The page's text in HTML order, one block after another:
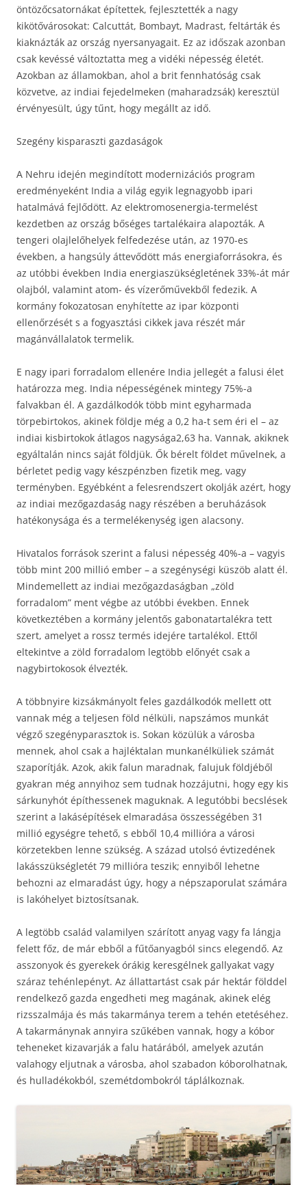
öntözőcsatornákat építettek, fejlesztették a nagy
kikötővárosokat: Calcuttát, Bombayt, Madrast, feltárták és
kiaknázták az ország nyersanyagait. Ez az időszak azonban
csak kevéssé változtatta meg a vidéki népesség életét.
Azokban az államokban, ahol a brit fennhatóság csak
közvetve, az indiai fejedelmeken (maharadzsák) keresztül
érvényesült, úgy tűnt, hogy megállt az idő.
Szegény kisparaszti gazdaságok
A Nehru idején megindított modernizációs program
eredményeként India a világ egyik legnagyobb ipari
hatalmává fejlődött. Az elektromosenergia-termelést
kezdetben az ország bőséges tartalékaira alapozták. A
tengeri olajlelőhelyek felfedezése után, az 1970-es
években, a hangsúly áttevődött más energiaforrásokra, és
az utóbbi években India energiaszükségletének 33%-át már
olajból, valamint atom- és vízerőművekből fedezik. A
kormány fokozatosan enyhítette az ipar központi
ellenőrzését s a fogyasztási cikkek java részét már
magánvállalatok termelik.
E nagy ipari forradalom ellenére India jellegét a falusi élet
határozza meg. India népességének mintegy 75%-a
falvakban él. A gazdálkodók több mint egyharmada
törpebirtokos, akinek földje még a 0,2 ha-t sem éri el – az
indiai kisbirtokok átlagos nagysága2,63 ha. Vannak, akiknek
egyáltalán nincs saját földjük. Ők bérelt földet művelnek, a
bérletet pedig vagy készpénzben fizetik meg, vagy
terményben. Egyébként a felesrendszert okolják azért, hogy
az indiai mezőgazdaság nagy részében a beruházások
hatékonysága és a termelékenység igen alacsony.
Hivatalos források szerint a falusi népesség 40%-a – vagyis
több mint 200 millió ember – a szegénységi küszöb alatt él.
Mindemellett az indiai mezőgazdaságban „zöld
forradalom” ment végbe az utóbbi években. Ennek
következtében a kormány jelentős gabonatartalékra tett
szert, amelyet a rossz termés idejére tartalékol. Ettől
eltekintve a zöld forradalom legtöbb előnyét csak a
nagybirtokosok élvezték.
A többnyire kizsákmányolt feles gazdálkodók mellett ott
vannak még a teljesen föld nélküli, napszámos munkát
végző szegényparasztok is. Sokan közülük a városba
mennek, ahol csak a hajléktalan munkanélküliek számát
szaporítják. Azok, akik falun maradnak, falujuk földjéből
gyakran még annyihoz sem tudnak hozzájutni, hogy egy kis
sárkunyhót építhessenek maguknak. A legutóbbi becslések
szerint a lakásépítések elmaradása összességében 31
millió egységre tehető, s ebből 10,4 millióra a városi
körzetekben lenne szükség. A század utolsó évtizedének
lakásszükségletét 79 millióra teszik; ennyiből lehetne
behozni az elmaradást úgy, hogy a népszaporulat számára
is lakóhelyet biztosítsanak.
A legtöbb család valamilyen szárított anyag vagy fa lángja
felett főz, de már ebből a fűtőanyagból sincs elegendő. Az
asszonyok és gyerekek órákig keresgélnek gallyakat vagy
száraz tehénlepényt. Az állattartást csak pár hektár földdel
rendelkező gazda engedheti meg magának, akinek elég
rizsszalmája és más takarmánya terem a tehén etetéséhez.
A takarmánynak annyira szűkében vannak, hogy a kóbor
teheneket kizavarják a falu határából, amelyek azután
valahogy eljutnak a városba, ahol szabadon kóborolhatnak,
és hulladékokból, szemétdombokról táplálkoznak.